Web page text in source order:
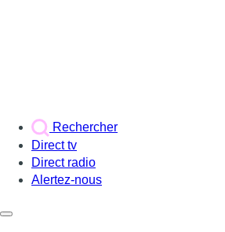
Rechercher
Direct tv
Direct radio
Alertez-nous